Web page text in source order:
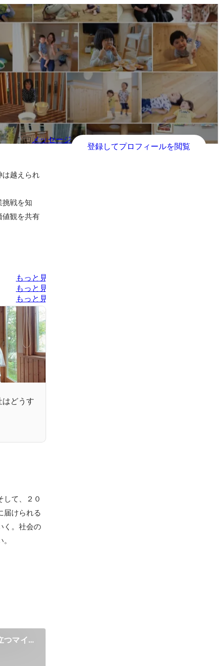
メッセージ
登録してプロフィールを閲覧
は越えられ
戦を知
値観を共有
もっと見る
もっと見る
もっと見る
はどうす
して、２０
届けられる
く。社会の
マイホ